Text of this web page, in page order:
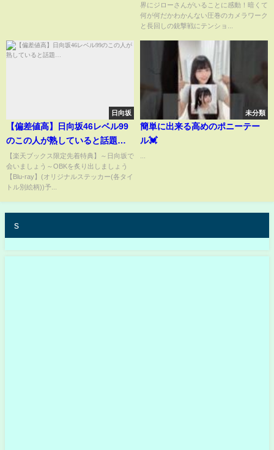
界にジローさんがいることに感動！暗くて
何が何だかわかんない圧巻のカメラワーク
と長回しの銃撃戦にテンショ...
日向坂
【偏差値高】日向坂46レベル99
のこの人が熟していると話題…
【楽天ブックス限定先着特典】～日向坂で
会いましょう～OBKを炙り出しましょう
【Blu-ray】(オリジナルステッカー(各タイ
トル別絵柄))予...
未分類
簡単に出来る高めのポニーテー
ル💓
s